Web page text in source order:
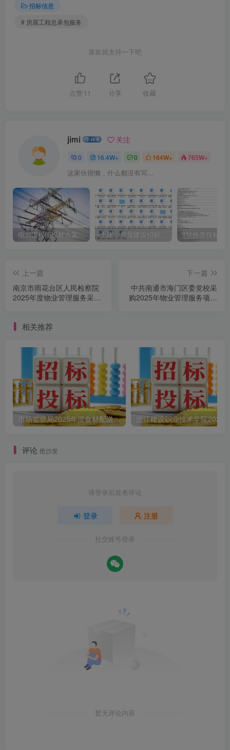
招标信息
# 房屋工程总承包服务
喜欢就支持一下吧
点赞 11 分享 收藏
jimi 关注
0 16.4W+ 0 164W+ 765W+
这家伙很懒，什么都没有写...
电力工程招投标方案模板 土建、房屋建设招标文件标书模板 it软件类投标书
上一篇
南京市雨花台区人民检察院
2025年度物业管理服务采购
下一篇
中共南通市海门区委党校采
购2025年物业管理服务项目
相关推荐
市场监管局2025年度食材配送采购公告
评论 抢沙发
请登录后发表评论
登录 注册
社交账号登录
暂无评论内容